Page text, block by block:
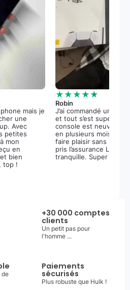
mais je
une
Avec
petites
mon
en
bien
top !
★★★★★
Robin
J’ai commandé une
et tout s’est super
console est neuve, et
en plusieurs mois m’a
faire plaisir sans stress.
pris l’assurance
tranquille. Super
+30 000 comptes
clients
Un petit pas pour
l'homme ...
de
Paiements
sécurisés
Plus robuste que Hulk !